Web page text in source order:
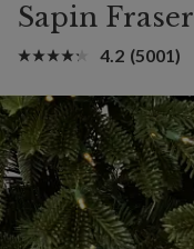
Sapin Fraser
4.2 (5001)